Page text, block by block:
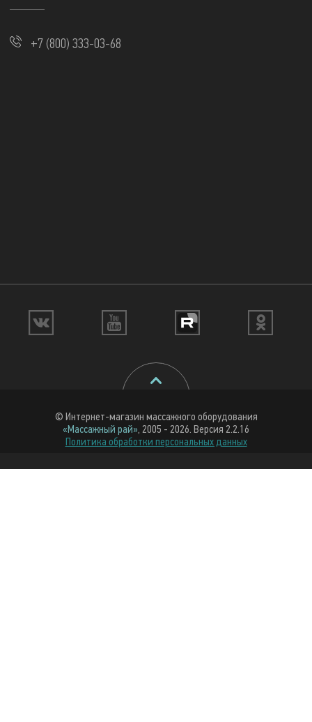
+7 (800) 333-03-68
© Интернет-магазин массажного оборудования
«Массажный рай», 2005 - 2026. Версия 2.2.16
Политика обработки персональных данных